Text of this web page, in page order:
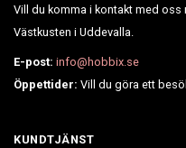
Vill du komma i kontakt med oss
Västkusten i Uddevalla.
E-post: info@hobbix.se
Öppettider: Vill du göra ett
KUNDTJÄNST